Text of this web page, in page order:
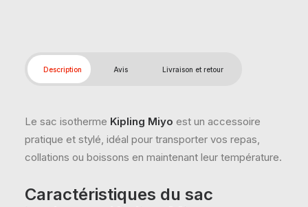
Description Avis Livraison et retour
Le sac isotherme Kipling Miyo est un accessoire
pratique et stylé, idéal pour transporter vos repas,
collations ou boissons en maintenant leur température.
Caractéristiques du sac